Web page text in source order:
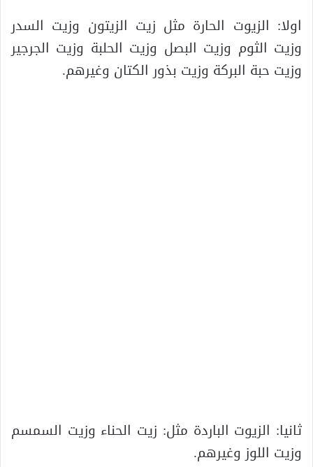
اولا: الزيوت الحارة مثل زيت الزيتون وزيت السدر
وزيت الثوم وزيت البصل وزيت الحلبة وزيت الجرجير
وزيت حبة البركة وزيت بذور الكتان وغيرهم.
ثانيا: الزيوت الباردة مثل: زيت الحناء وزيت السمسم
وزيت اللوز وغيرهم.